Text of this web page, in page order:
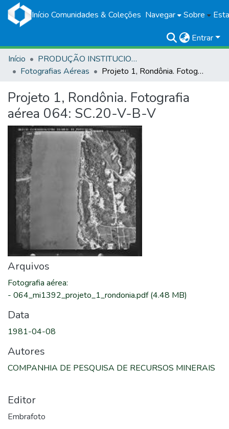
Início Comunidades & Coleções Navegar Sobre
Entrar
Início
PRODUÇÃO INSTITUCIONAL
Fotografias Aéreas
Projeto 1, Rondônia. Fotografia aérea 064: SC.20-V-B-V
Projeto 1, Rondônia. Fotografia
aérea 064: SC.20-V-B-V
Arquivos
Fotografia aérea:
- 064_mi1392_projeto_1_rondonia.pdf(4.48 MB)
Data
1981-04-08
Autores
COMPANHIA DE PESQUISA DE RECURSOS MINERAIS
Editor
Embrafoto